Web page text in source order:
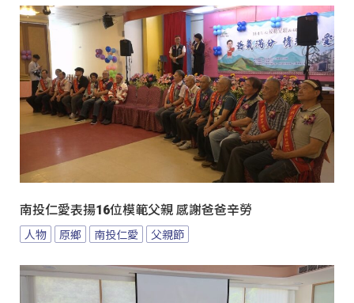
南投仁愛表揚16位模範父親 感謝爸爸辛勞
人物 原鄉 南投仁愛 父親節